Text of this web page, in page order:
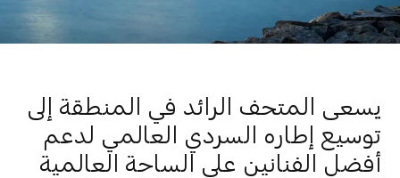
يسعى المتحف الرائد في المنطقة إلى
توسيع إطاره السردي العالمي لدعم
أفضل الفنانين على الساحة العالمية